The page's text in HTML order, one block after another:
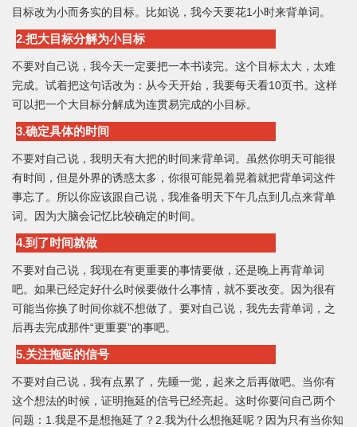
目标改为小而务实的目标。比如说，我今天要花1小时来背单词。
2.把大目标分解为小目标
不要对自己说，我今天一定要把一本书读完。这个目标太大，太难
完成。试着把这句话改为：从今天开始，我要每天看10页书。这样
可以把一个大目标分解成为连贯易完成的小目标。
3.确定具体的时间
不要对自己说，我明天有大把的时间来背单词。虽然你明天可能很
有时间，但是外界的诱惑太多，你很可能晃着晃着就把背单词这件
事忘了。所以你应该跟自己说，我准备明天下午几点到几点来背单
词。因为大脑会记忆比较确定的时间。
4.到了时间就做
不要对自己说，我现在有更重要的事情要做，还是晚上再背单词
吧。如果已经定好什么时候要做什么事情，就不要改变。因为很有
可能当你换了时间你就不想做了。要对自己说，我先去背单词，之
后再去完成那件“更重要”的事吧。
5.关注拖延的信号
不要对自己说，我有点累了，先睡一觉，起来之后再做吧。当你有
这个想法的时候，证明拖延的信号已经亮起。这时你要问自己两个
问题：1.我是不是想拖延了？2.我为什么想拖延呢？因为只有当你知